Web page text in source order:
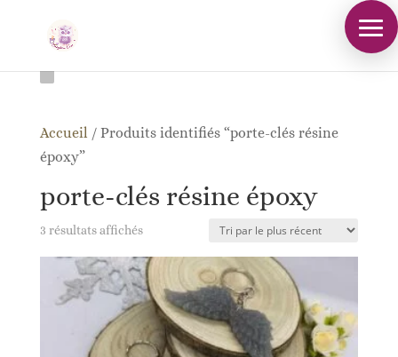
Accueil / Produits identifiés “porte-clés résine
époxy”
porte-clés résine époxy
3 résultats affichésTrié
plus
récent
au
plus